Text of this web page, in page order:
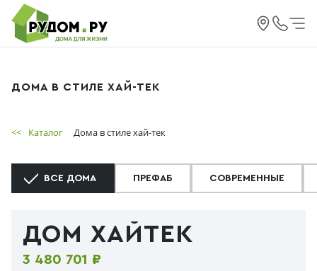
ДОМА В СТИЛЕ ХАЙ-ТЕК
<< Каталог Дома в стиле хай-тек
ВСЕ ДОМА ПРЕФАБ СОВРЕМЕННЫЕ
ДОМ ХАЙТЕК
3 480 701 ₽